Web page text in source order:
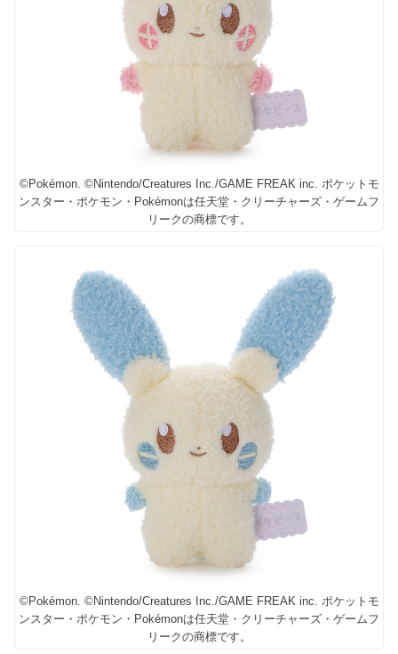
©Pokémon. ©Nintendo/Creatures Inc./GAME FREAK inc. ポケットモ
ンスター・ポケモン・Pokémonは任天堂・クリーチャーズ・ゲームフ
リークの商標です。
©Pokémon. ©Nintendo/Creatures Inc./GAME FREAK inc. ポケットモ
ンスター・ポケモン・Pokémonは任天堂・クリーチャーズ・ゲームフ
リークの商標です。